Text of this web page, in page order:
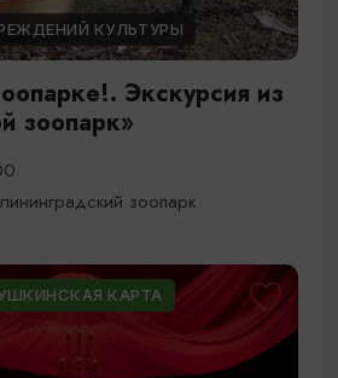
КУЛЬТУРЫ
Экскурсия из
зоопарк»
зоопарк
КАРТА